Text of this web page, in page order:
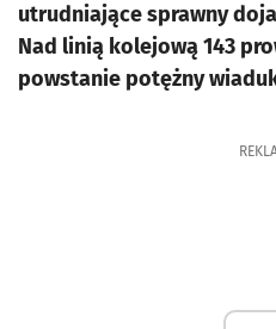
utrudniające sprawny
Nad linią kolejową 143
powstanie potężny